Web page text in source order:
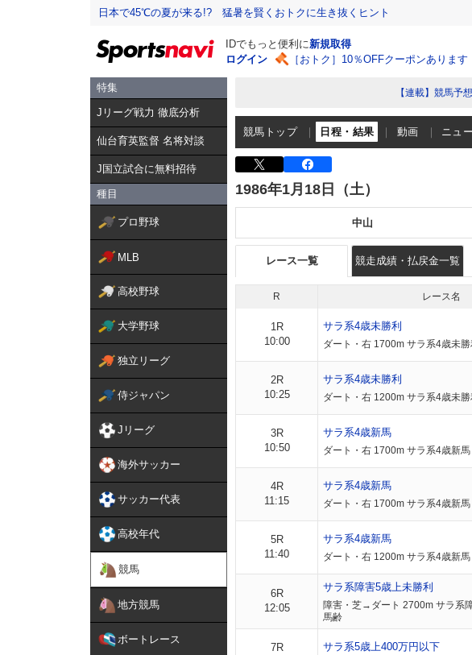
日本で45℃の夏が来る!? 猛暑を賢くおトクに生き抜くヒント
IDでもっと便利に新規取得
ログイン
［おトク］10％OFFクーポンあります
特集
Jリーグ戦力 徹底分析
仙台育英監督 名将対談
J国立試合に無料招待
種目
プロ野球
MLB
高校野球
大学野球
独立リーグ
侍ジャパン
Jリーグ
海外サッカー
サッカー代表
高校年代
競馬
地方競馬
ボートレース
【連載】競馬予
競馬トップ 日程・結果 動画 ニュ
1986年1月18日（土）
中山
レース一覧 競走成績・払戻金一覧
R レース名
1R
10:00
サラ系4歳未勝利
ダート・右 1700m サラ系4歳未
2R
10:25
サラ系4歳未勝利
ダート・右 1200m サラ系4歳未
3R
10:50
サラ系4歳新馬
ダート・右 1700m サラ系4歳新
4R
11:15
サラ系4歳新馬
ダート・右 1700m サラ系4歳新
5R
11:40
サラ系4歳新馬
ダート・右 1200m サラ系4歳新
6R
12:05
サラ系障害5歳上未勝利
障害・芝→ダート 2700m サラ系
馬齢
7R
サラ系5歳上400万円以下